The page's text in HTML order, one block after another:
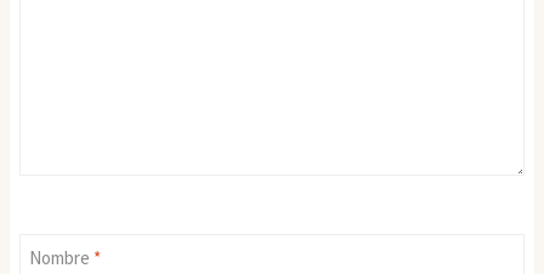
Nombre *